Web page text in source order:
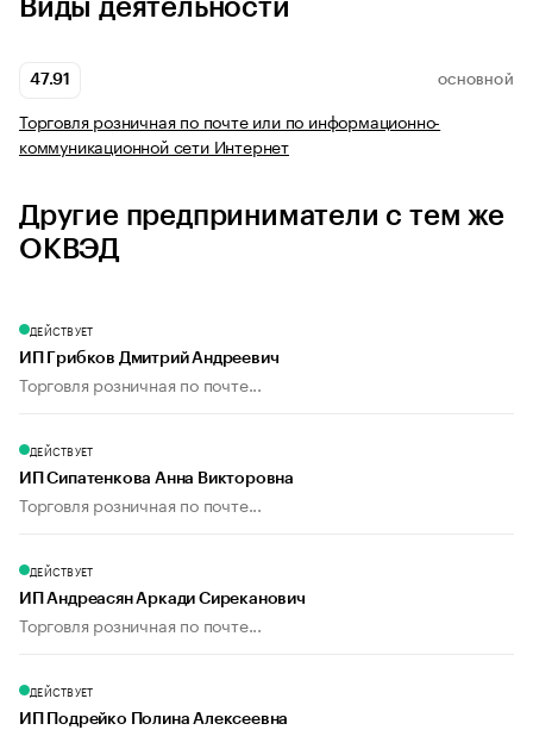
Виды деятельности
47.91 ОСНОВНОЙ
Торговля розничная по почте или по информационно-
коммуникационной сети Интернет
Другие предприниматели с тем же
ОКВЭД
ДЕЙСТВУЕТ
ИП Грибков Дмитрий Андреевич
Торговля розничная по почте...
ДЕЙСТВУЕТ
ИП Сипатенкова Анна Викторовна
Торговля розничная по почте...
ДЕЙСТВУЕТ
ИП Андреасян Аркади Сиреканович
Торговля розничная по почте...
ДЕЙСТВУЕТ
ИП Подрейко Полина Алексеевна